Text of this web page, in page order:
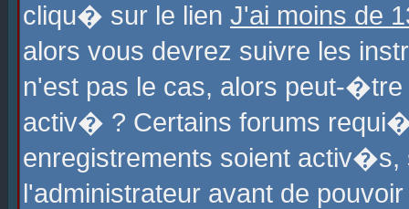
cliqu� sur le lien J'ai moins de
alors vous devrez suivre les
n'est pas le cas, alors peut-
activ� ? Certains forums
enregistrements soient
l'administrateur avant de